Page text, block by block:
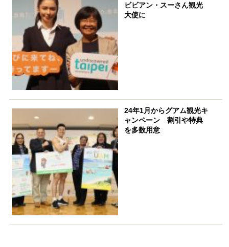
ビビアン・スーさん観光
大使に
24年1月からグアム観光キ
ャンペーン 割引や特典
を多数用意